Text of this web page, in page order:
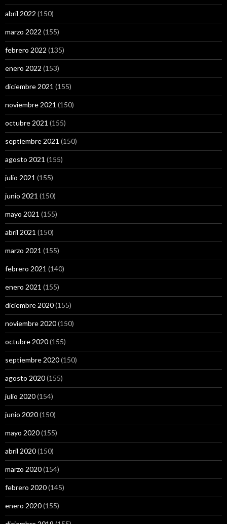
abril 2022 (150)
marzo 2022 (155)
febrero 2022 (135)
enero 2022 (153)
diciembre 2021 (155)
noviembre 2021 (150)
octubre 2021 (155)
septiembre 2021 (150)
agosto 2021 (155)
julio 2021 (155)
junio 2021 (150)
mayo 2021 (155)
abril 2021 (150)
marzo 2021 (155)
febrero 2021 (140)
enero 2021 (155)
diciembre 2020(155)
noviembre 2020(150)
octubre 2020(155)
septiembre 2020(150)
agosto 2020(155)
julio 2020(154)
junio 2020(150)
mayo 2020(155)
abril 2020(150)
marzo 2020(154)
febrero 2020(145)
enero 2020(155)